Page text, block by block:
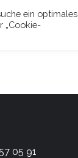
05 91
ein optimales
„Cookie-